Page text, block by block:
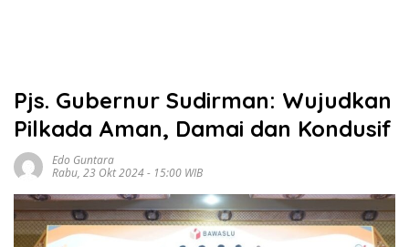
Pjs. Gubernur Sudirman: Wujudkan
Pilkada Aman, Damai dan Kondusif
Edo Guntara
Rabu, 23 Okt 2024 - 15:00 WIB